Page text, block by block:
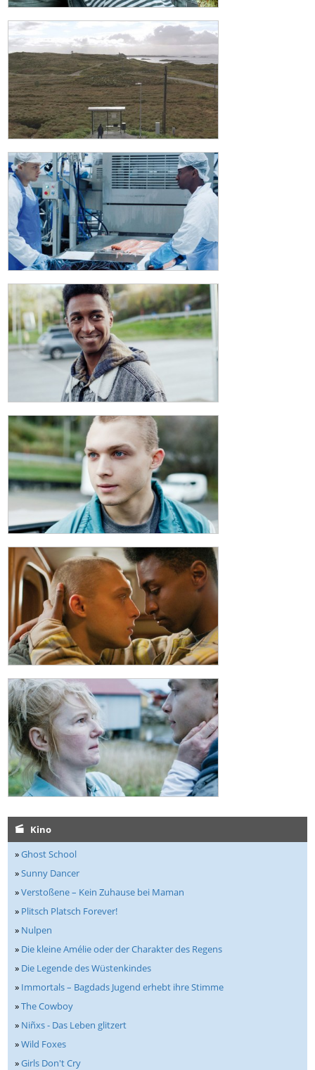
Kino
»Ghost School
»Sunny Dancer
»Verstoßene – Kein Zuhause bei Maman
» Plitsch Platsch Forever!
» Nulpen
» Die kleine Amélie oder der Charakter des Regens
» Die Legende des Wüstenkindes
» Immortals – Bagdads Jugend erhebt ihre Stimme
»The Cowboy
» Niñxs - Das Leben glitzert
»Wild Foxes
»Girls Don't Cry